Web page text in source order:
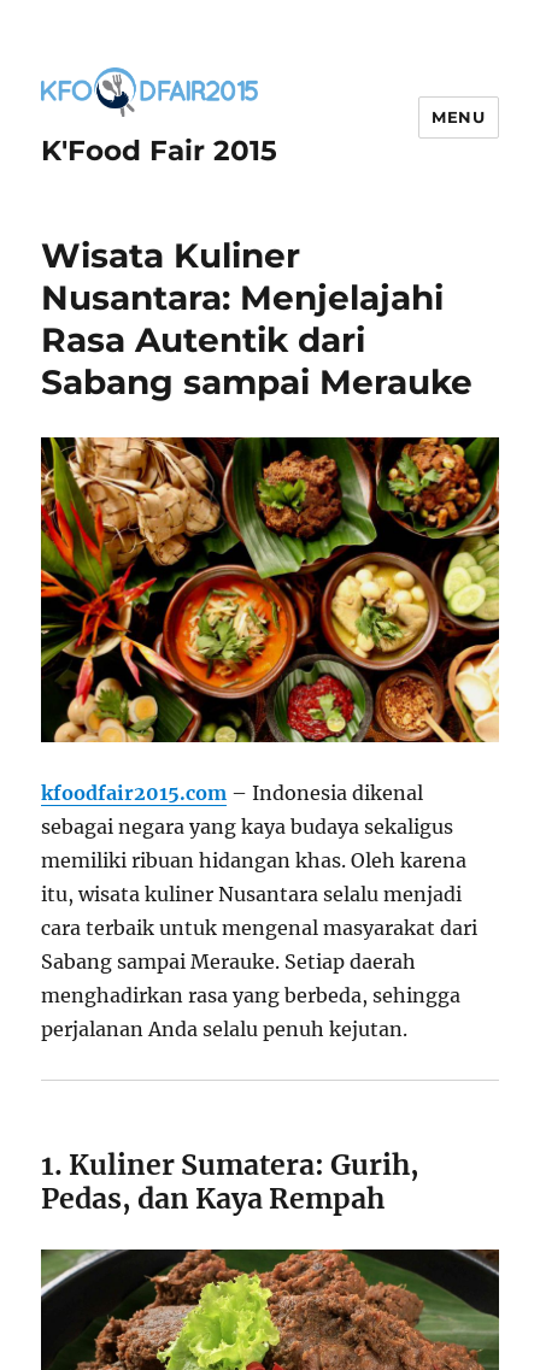
K'Food Fair 2015
MENU
Wisata Kuliner
Nusantara: Menjelajahi
Rasa Autentik dari
Sabang sampai Merauke
kfoodfair2015.com – Indonesia dikenal
sebagai negara yang kaya budaya sekaligus
memiliki ribuan hidangan khas. Oleh karena
itu, wisata kuliner Nusantara selalu menjadi
cara terbaik untuk mengenal masyarakat dari
Sabang sampai Merauke. Setiap daerah
menghadirkan rasa yang berbeda, sehingga
perjalanan Anda selalu penuh kejutan.
1. Kuliner Sumatera: Gurih,
Pedas, dan Kaya Rempah